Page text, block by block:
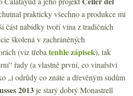
prakticky všechno a produkce mi
část nabídky tvoří vína z tradičních
školená v zachráněných
(viz třeba tenhle zápisek), tak
řady (a vlastně první, co vinařství
„i odrůdy co znáte a dřevěným sudům
2013 je starý dobrý Monastrell